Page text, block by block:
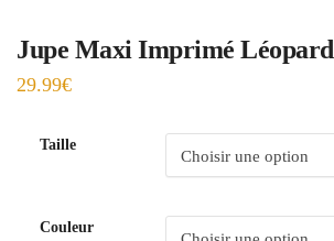
Jupe Maxi Imprimé Léopard
29.99€
Taille
Couleur